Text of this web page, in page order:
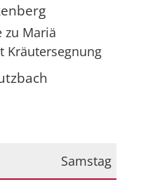
zu Mariä
Kräutersegnung
Samstag